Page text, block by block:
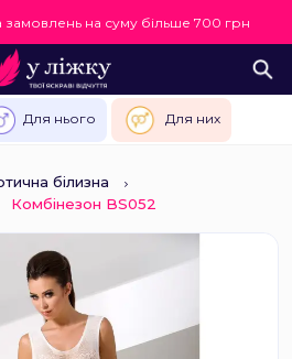
замовлень на суму більше 700 грн
Для нього Для них
білизна
Комбінезон BS052